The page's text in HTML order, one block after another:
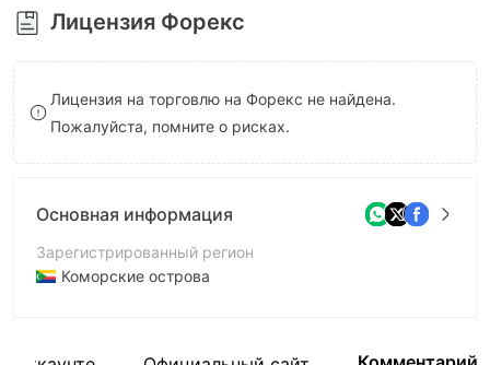
7
8
9
Лицензия Форекс
Лицензия на торговлю на Форекс не найдена.
Пожалуйста, помните о рисках.
Основная информация
Зарегистрированный регион
Коморские острова